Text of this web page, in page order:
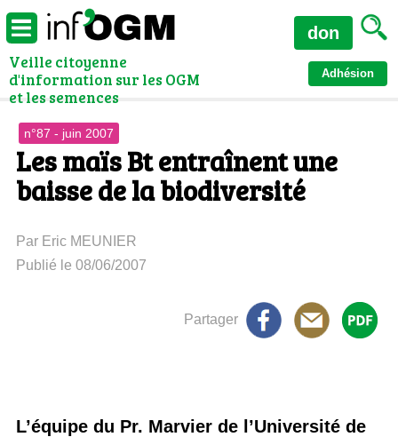
Veille citoyenne
d'information sur les OGM
et les semences
Adhésion
don
n°87 - juin 2007
Les maïs Bt entraînent une
baisse de la biodiversité
Par Eric MEUNIER
Publié le 08/06/2007
Partager
L’équipe du Pr. Marvier de l’Université de